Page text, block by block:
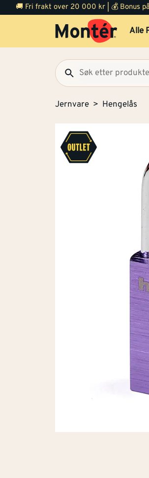
🚚 Fri frakt over 20 000 kr | 💰 Bonus
Alle
Jernvare Hengelås